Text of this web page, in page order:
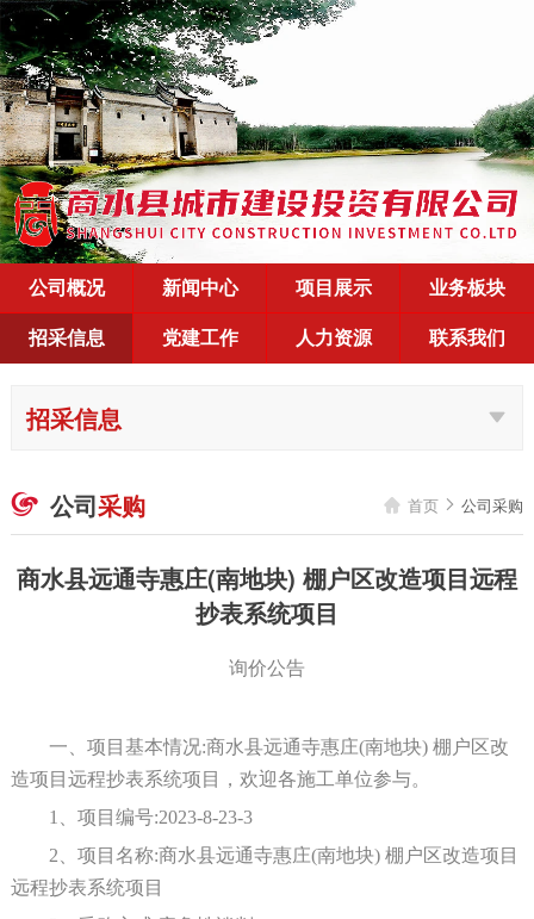
公司概况 新闻中心 项目展示
业务板块
招采信息
党建工作 人力资源 联系我们
招采信息
 公司采购  首页  公司采购
商水县远通寺惠庄(南地块) 棚户区改造项目远程
抄表系统项目
询价公告
一、项目基本情况:商水县远通寺惠庄(南地块) 棚户区改
造项目远程抄表系统项目 ，欢迎各施工单位参与。
1、项目编号:2023-8-23-3
2、项目名称:商水县远通寺惠庄(南地块) 棚户区改造项目
远程抄表系统项目